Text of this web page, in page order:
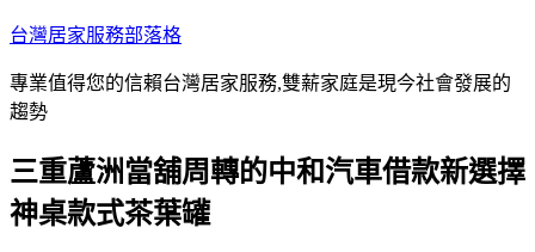
跳
主
要
容
台灣居家服務部落格
專業值得您的信賴台灣居家服務,雙薪家庭是現今社會發展的
趨勢
三重蘆洲當舖周轉的中和汽車借款新選擇
神桌款式茶葉罐